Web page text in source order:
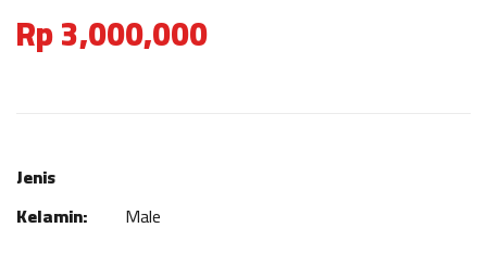
Rp 3,000,000
Jenis
Kelamin:
Male